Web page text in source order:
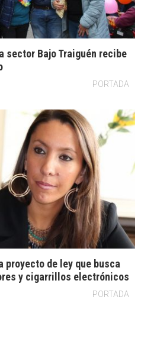
sector Bajo Traiguén recibe
PORTADA
proyecto de ley que busca
y cigarrillos electrónicos
PORTADA